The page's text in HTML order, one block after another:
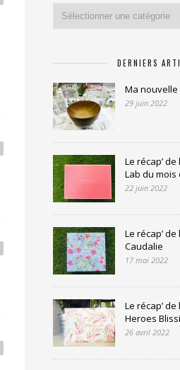
DERNIERS
Ma
29 juin 2022
Le récap’
Lab du mois
22 juin 2022
Le récap’
Caudalie
17 mai 2022
Le récap’
Heroes
26 avril 2022